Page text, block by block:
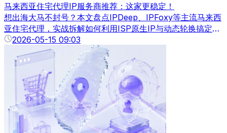
马来西亚住宅代理IP服务商推荐：这家更稳定！
想出海大马不封号？本文盘点IPDeep、IPFoxy等主流马来西
亚住宅代理，实战拆解如何利用ISP原生IP与动态轮换搞定
Shopee养号和数据抓取。
2026-05-15 09:03